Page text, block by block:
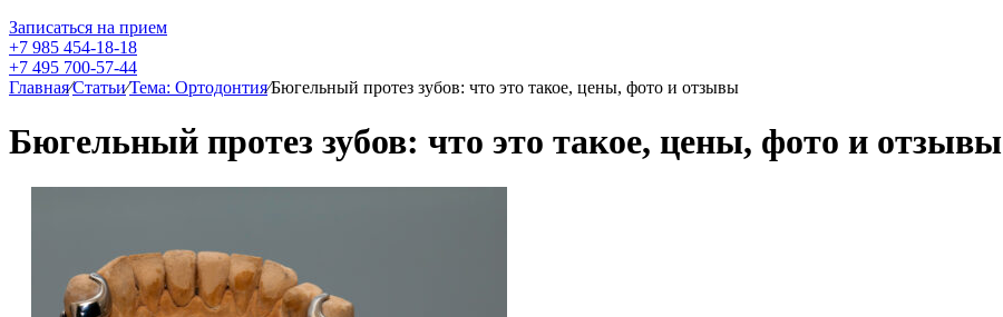
Записаться на прием
+7 985 454-18-18
+7 495 700-57-44
Главная⁄Статьи⁄Тема: Ортодонтия⁄Бюгельный протез зубов: что это такое, цены, фото и отзывы
Бюгельный протез зубов: что это такое, цены, фото и отзывы